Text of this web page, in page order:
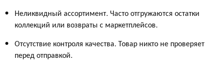
Неликвидный ассортимент. Часто отгружаются остатки
коллекций или возвраты с маркетплейсов.
Отсутствие контроля качества. Товар никто не проверяет
перед отправкой.